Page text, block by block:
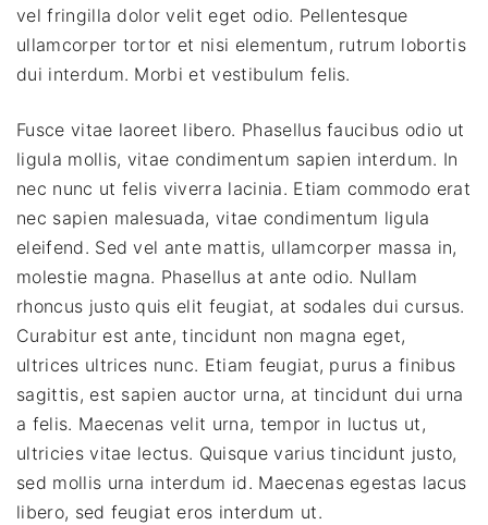
vel fringilla dolor velit eget odio. Pellentesque
ullamcorper tortor et nisi elementum, rutrum lobortis
dui interdum. Morbi et vestibulum felis.
Fusce vitae laoreet libero. Phasellus faucibus odio ut
ligula mollis, vitae condimentum sapien interdum. In
nec nunc ut felis viverra lacinia. Etiam commodo erat
nec sapien malesuada, vitae condimentum ligula
eleifend. Sed vel ante mattis, ullamcorper massa in,
molestie magna. Phasellus at ante odio. Nullam
rhoncus justo quis elit feugiat, at sodales dui cursus.
Curabitur est ante, tincidunt non magna eget,
ultrices ultrices nunc. Etiam feugiat, purus a finibus
sagittis, est sapien auctor urna, at tincidunt dui urna
a felis. Maecenas velit urna, tempor in luctus ut,
ultricies vitae lectus. Quisque varius tincidunt justo,
sed mollis urna interdum id. Maecenas egestas lacus
libero, sed feugiat eros interdum ut.